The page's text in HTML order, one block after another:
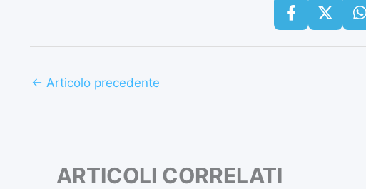
← Articolo precedente
ARTICOLI CORRELATI